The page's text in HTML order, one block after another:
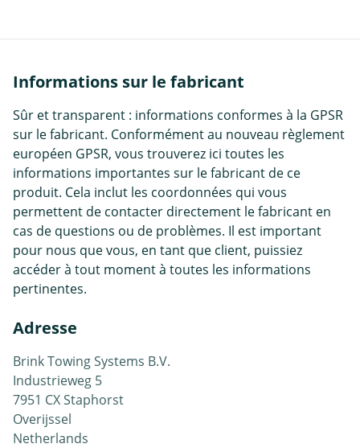
Informations sur le fabricant
Sûr et transparent : informations conformes à la GPSR
sur le fabricant. Conformément au nouveau règlement
européen GPSR, vous trouverez ici toutes les
informations importantes sur le fabricant de ce
produit. Cela inclut les coordonnées qui vous
permettent de contacter directement le fabricant en
cas de questions ou de problèmes. Il est important
pour nous que vous, en tant que client, puissiez
accéder à tout moment à toutes les informations
pertinentes.
Adresse
Brink Towing Systems B.V.
Industrieweg 5
7951 CX Staphorst
Overijssel
Netherlands